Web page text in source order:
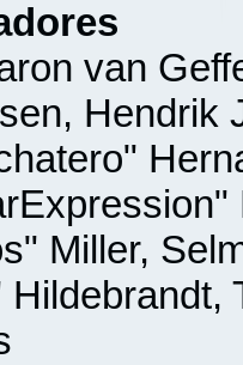
van
Hendrik
Miller,
Hildebrandt,